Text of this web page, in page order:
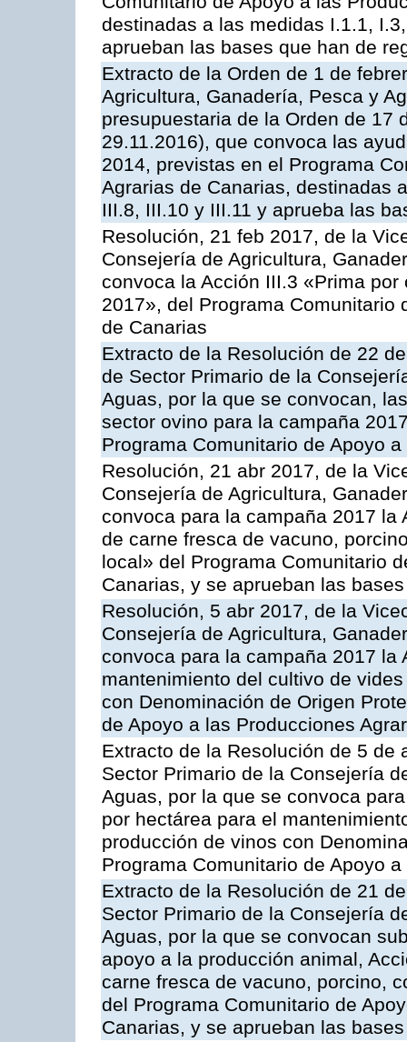
destinadas a las medidas I.1.1,
aprueban las bases que han de
Extracto de la Orden de 1 de
Agricultura, Ganadería, Pesca y
presupuestaria de la Orden de 17
29.11.2016), que convoca las
2014, previstas en el Programa
Agrarias de Canarias, destinadas
III.8, III.10 y III.11 y aprueba las
Resolución, 21 feb 2017, de la
Consejería de Agricultura,
convoca la Acción III.3 «Prima
2017», del Programa Comunitario
de Canarias
Extracto de la Resolución de 22
de Sector Primario de la
Aguas, por la que se convocan,
sector ovino para la campaña
Programa Comunitario de Apoyo
Resolución, 21 abr 2017, de la
Consejería de Agricultura,
convoca para la campaña 2017
de carne fresca de vacuno,
local» del Programa Comunitario
Canarias, y se aprueban las
Resolución, 5 abr 2017, de la
Consejería de Agricultura,
convoca para la campaña 2017
mantenimiento del cultivo de
con Denominación de Origen
de Apoyo a las Producciones
Extracto de la Resolución de 5
Sector Primario de la Consejería
Aguas, por la que se convoca
por hectárea para el
producción de vinos con
Programa Comunitario de Apoyo
Extracto de la Resolución de 21
Sector Primario de la Consejería
Aguas, por la que se convocan
apoyo a la producción animal,
carne fresca de vacuno, porcino,
del Programa Comunitario de
Canarias, y se aprueban las